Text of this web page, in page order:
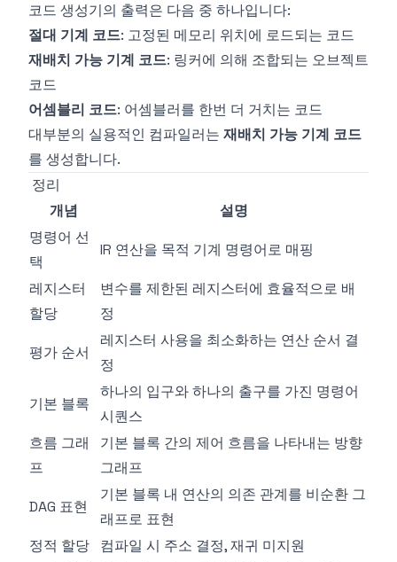
코드 생성기의 출력은 다음 중 하나입니다:
절대 기계 코드: 고정된 메모리 위치에 로드되는 코드
재배치 가능 기계 코드: 링커에 의해 조합되는 오브젝트
코드
어셈블리 코드: 어셈블러를 한번 더 거치는 코드
대부분의 실용적인 컴파일러는 재배치 가능 기계 코드
를 생성합니다.
정리
개념
설명
명령어 선
택
IR 연산을 목적 기계 명령어로 매핑
레지스터
할당
변수를 제한된 레지스터에 효율적으로 배
정
평가 순서
레지스터 사용을 최소화하는 연산 순서 결
정
기본 블록
하나의 입구와 하나의 출구를 가진 명령어
시퀀스
흐름 그래
프
기본 블록 간의 제어 흐름을 나타내는 방향
그래프
DAG 표현
기본 블록 내 연산의 의존 관계를 비순환 그
래프로 표현
정적 할당
컴파일 시 주소 결정, 재귀 미지원